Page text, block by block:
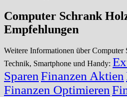
Computer Schrank
Empfehlungen
Weitere Informationen über
Technik, Smartphone und Handy:
Sparen Finanzen Aktien
Finanzen Optimieren